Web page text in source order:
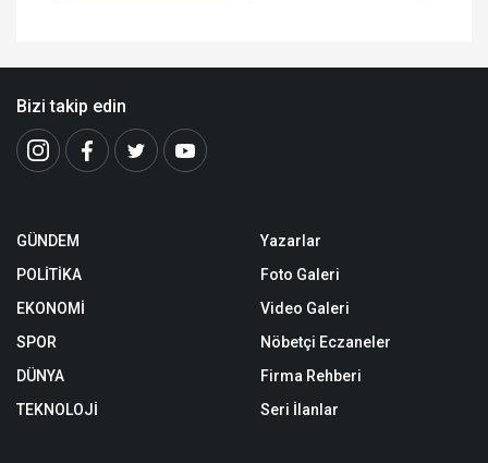
Bizi takip edin
GÜNDEM
POLİTİKA
EKONOMİ
SPOR
DÜNYA
TEKNOLOJİ
Yazarlar
Foto Galeri
Video Galeri
Nöbetçi Eczaneler
Firma Rehberi
Seri İlanlar